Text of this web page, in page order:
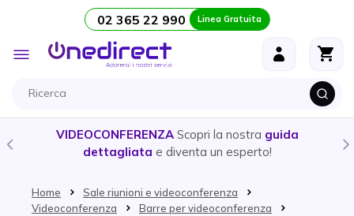
Salta al contenuto 02 365 22 990 Linea Gratuita
Toggle
Nav
VIDEOCONFERENZA Scopri la nostra guida
dettagliata e diventa un esperto!
Home
Sale riunioni e videoconferenza
Videoconferenza
Barre per videoconferenza